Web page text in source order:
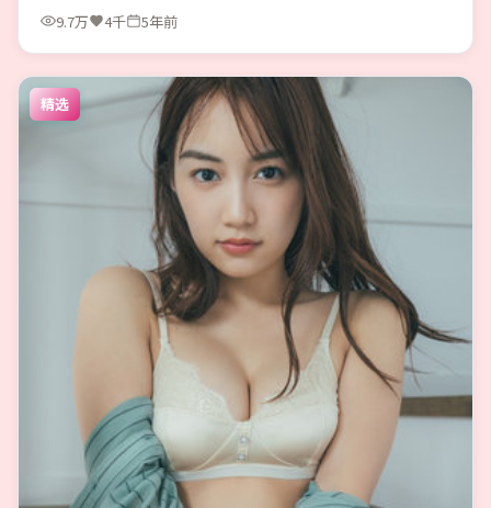
9.7万 4千 5年前
精选